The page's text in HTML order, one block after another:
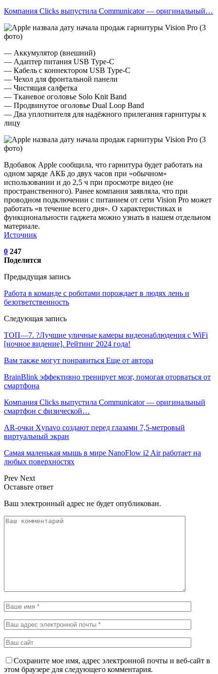
Компания Clicks выпустила Communicator — оригинальный…
— Аккумулятор (внешний)
— Адаптер питания USB Type-C
— Кабель с коннектором USB Type-C
— Чехол для фронтальной панели
— Чистящая салфетка
— Тканевое оголовье Solo Knit Band
— Продвинутое оголовье Dual Loop Band
— Два уплотнителя для надёжного прилегания гарнитуры к
лицу
Вдобавок Apple сообщила, что гарнитура будет работать на
одном заряде АКБ до двух часов при «обычном»
использовании и до 2,5 ч при просмотре видео (не
пространственного). Ранее компания заявляла, что при
проводном подключении с питанием от сети Vision Pro может
работать «в течение всего дня». О характеристиках и
функциональности гаджета можно узнать в нашем отдельном
материале.
Источник
0 247
Поделится
Предыдущая запись
Работа в команде с роботами порождает в людях лень и
безответственность
Следующая запись
ТОП—7. ?Лучшие уличные камеры видеонаблюдения с WiFi
[ночное видение]. Рейтинг 2024 года!
Вам также могут понравиться Еще от автора
BrainBlink эффективно тренирует мозг, помогая оторваться от
смартфона
Компания Clicks выпустила Communicator — оригинальный
смартфон с физической…
AR-очки Xynavo создают перед глазами 7,5-метровый
виртуальный экран
Самая маленькая мышь в мире NanoFlow i2 Air работает на
любых поверхностях
Prev Next
Оставьте ответ
Ваш электронный адрес не будет опубликован.
Сохраните мое имя, адрес электронной почты и веб-сайт в
этом браузере для следующего комментария.